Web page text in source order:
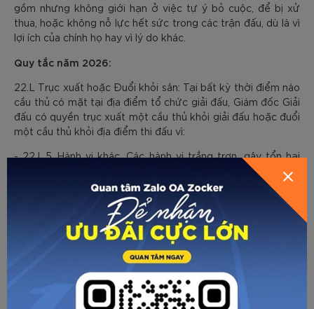
gồm nhưng không giới hạn ở việc tự ý bỏ cuộc, để bị xử
thua, hoặc không nỗ lực hết sức trong các trận đấu, dù là vì
lợi ích của chính họ hay vì lý do khác.
Quy tắc năm 2026:
22.L Trục xuất hoặc Đuổi khỏi sân: Tại bất kỳ thời điểm nào
cầu thủ có mặt tại địa điểm tổ chức giải đấu, Giám đốc Giải
đấu có quyền trục xuất một cầu thủ khỏi giải đấu hoặc đuổi
một cầu thủ khỏi địa điểm thi đấu vì:
- 22.L.5 Hành vi khác. Các hành vi trắng trợn, gây tổn hại
hoặc cực kỳ tồi tệ khác mà Giám đốc Giải đấu cho rằng có
Lý do cho thay đổi này: Thay đổi này bao hàm
các hành vi khác mà Giám đốc giải đấu cảm thấy
phù hợp để loại bỏ một cầu thủ hoặc khán giả.
Việc đưa hành vi gây hư hại cho địa điểm thi
đấu vào làm căn cứ để trục xuất hoặc đuổi khỏi
sân là điều phù hợp. Bản sửa đổi thực hiện điều
này bằng cách kết hợp nó với quy tắc 13.M.2